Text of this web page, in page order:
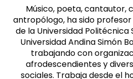
Masculino
Músico, poeta, cantautor,
antropólogo, ha sido
de la Universidad Politécnica
Universidad Andina Simón
trabajando con
afrodescendientes y
sociales. Trabaja desde el